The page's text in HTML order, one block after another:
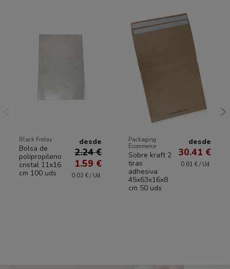
Black Friday
Bolsa de
polipropileno
cristal 11x16
cm 100 uds
desde
2.24 €
1.59 €
0.02 € / Ud.
Packaging
Ecommerce
Sobre kraft 2
tiras
adhesiva
45x63x16x8
cm 50 uds
desde
30.41 €
0.61 € / Ud.